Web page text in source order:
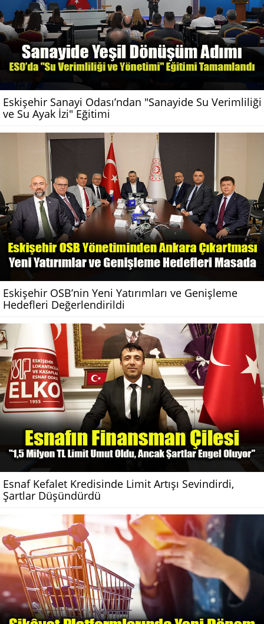
Eskişehir Sanayi Odası’ndan "Sanayide Su Verimliliği
ve Su Ayak İzi" Eğitimi
Eskişehir OSB’nin Yeni Yatırımları ve Genişleme
Hedefleri Değerlendirildi
Esnaf Kefalet Kredisinde Limit Artışı Sevindirdi,
Şartlar Düşündürdü